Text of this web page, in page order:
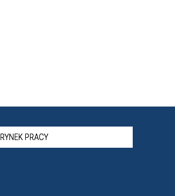
RYNEK PRACY